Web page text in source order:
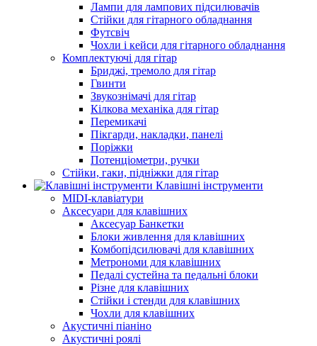
Лампи для лампових підсилювачів
Стійки для гітарного обладнання
Футсвіч
Чохли і кейси для гітарного обладнання
Комплектуючі для гітар
Бриджі, тремоло для гітар
Гвинти
Звукознімачі для гітар
Кілкова механіка для гітар
Перемикачі
Пікгарди, накладки, панелі
Поріжки
Потенціометри, ручки
Стійки, гаки, підніжки для гітар
Клавішні інструменти
MIDI-клавіатури
Аксесуари для клавішних
Аксесуар Банкетки
Блоки живлення для клавішних
Комбопідсилювачі для клавішних
Метрономи для клавішних
Педалі сустейна та педальні блоки
Різне для клавішних
Стійки і стенди для клавішних
Чохли для клавішних
Акустичні піаніно
Акустичні роялі